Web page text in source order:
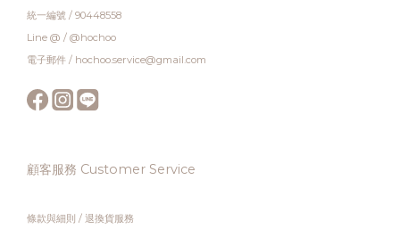
統一編號 / 90448558
Line @ / @hochoo
電子郵件 / hochoo.service@gmail.com
顧客服務 Customer Service
條款與細則 / 退換貨服務